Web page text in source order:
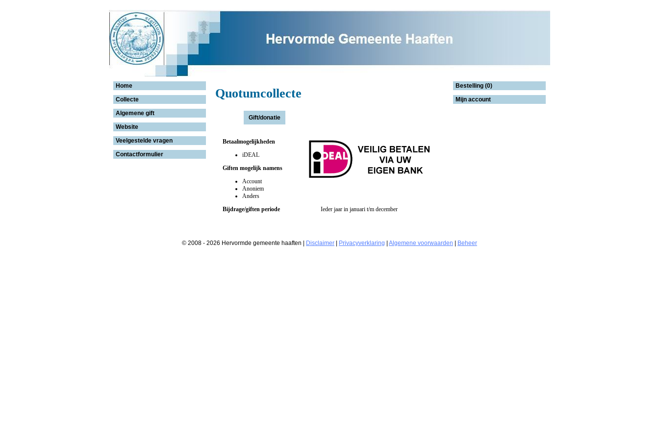
Quotumcollecte
Betaalmogelijkheden
iDEAL
Giften mogelijk namens
Account
Anoniem
Anders
Bijdrage/giften periode
Ieder jaar in januari t/m december
Home
Collecte
Algemene gift
Website
Veelgestelde vragen
Contactformulier
Bestelling (0)
Mijn account
© 2008 - 2026 Hervormde gemeente haaften | Disclaimer Privacyverklaring Algemene voorwaarden Beheer